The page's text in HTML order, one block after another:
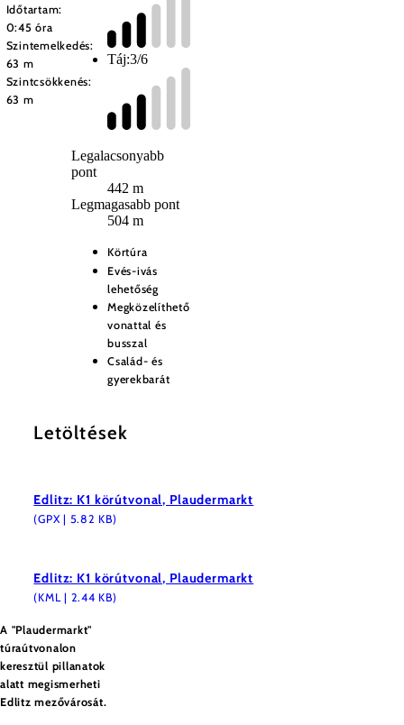
Időtartam:
0:45 óra
Szintemelkedés:
63 m
Szintcsökkenés:
63 m
Táj:3/6
Legalacsonyabb
pont
442 m
Legmagasabb pont
504 m
Körtúra
Evés-ivás
lehetőség
Megközelíthető
vonattal és
busszal
Család- és
gyerekbarát
Letöltések
Edlitz: K1 körútvonal, Plaudermarkt
(GPX | 5.82 KB)
Edlitz: K1 körútvonal, Plaudermarkt
(KML | 2.44 KB)
A "Plaudermarkt"
túraútvonalon
keresztül pillanatok
alatt megismerheti
Edlitz mezővárosát.